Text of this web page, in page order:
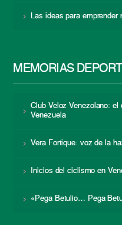
Las ideas para
MEMORIAS
Club Veloz Venezolano:
Venezuela
Vera Fortique: voz de la
Inicios del ciclismo en
«Pega Betulio… Pega